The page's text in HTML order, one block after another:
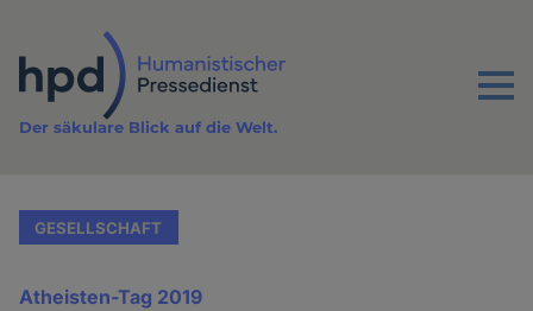
Inhalt
Menu
Der säkulare Blick auf die Welt.
GESELLSCHAFT
Atheisten-Tag 2019